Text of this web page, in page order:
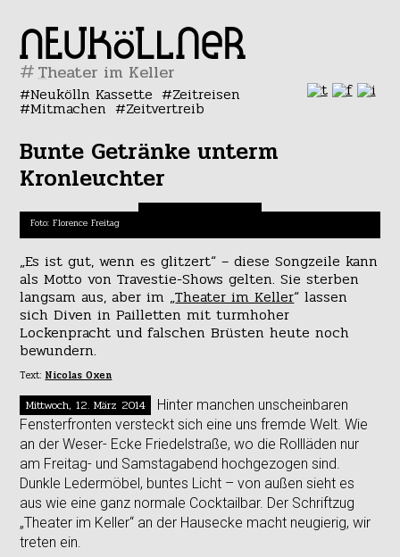
#
Neukölln Kassette Zeitreisen
Mitmachen Zeitvertreib
Bunte Getränke unterm
Kronleuchter
Foto: Florence Freitag
„Es ist gut, wenn es glitzert“ – diese Songzeile kann
als Motto von Travestie-Shows gelten. Sie sterben
langsam aus, aber im „Theater im Keller“ lassen
sich Diven in Pailletten mit turmhoher
Lockenpracht und falschen Brüsten heute noch
bewundern.
Text: Nicolas Oxen
Mittwoch, 12. März 2014
Hinter manchen unscheinbaren
Fensterfronten versteckt sich eine uns fremde Welt. Wie
an der Weser- Ecke Friedelstraße, wo die Rollläden nur
am Freitag- und Samstagabend hochgezogen sind.
Dunkle Ledermöbel, buntes Licht – von außen sieht es
aus wie eine ganz normale Cocktailbar. Der Schriftzug
„Theater im Keller“ an der Hausecke macht neugierig, wir
treten ein.